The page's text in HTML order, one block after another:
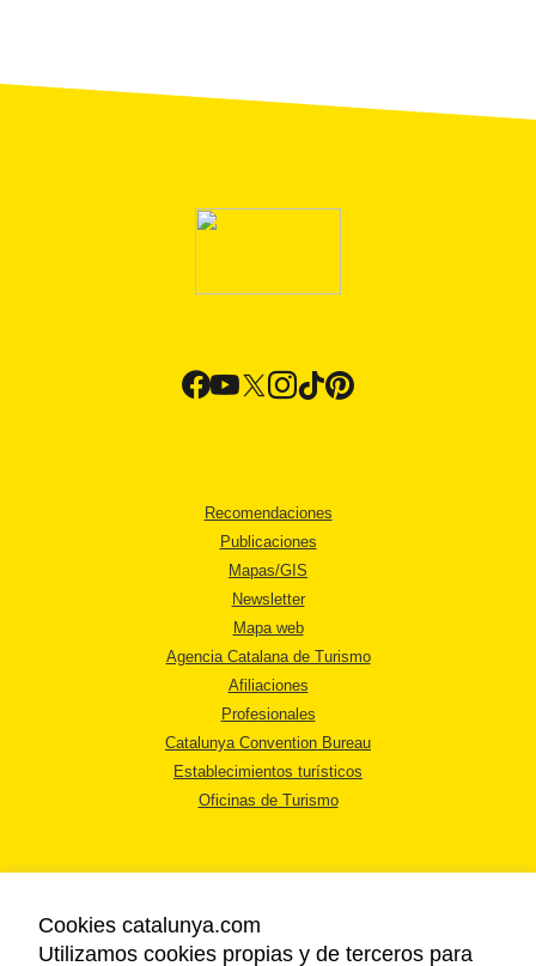
Recomendaciones
Publicaciones
Mapas/GIS
Newsletter
Mapa web
Agencia Catalana de Turismo
Afiliaciones
Profesionales
Catalunya Convention Bureau
Establecimientos turísticos
Oficinas de Turismo
Cookies catalunya.com
Utilizamos cookies propias y de terceros para